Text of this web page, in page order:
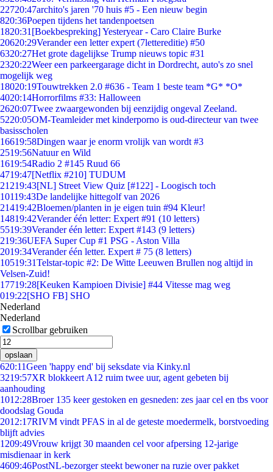
22720:47archito's jaren '70 huis #5 - Een nieuw begin
820:36Poepen tijdens het tandenpoetsen
1820:31 [Boekbespreking] Yesteryear - Caro Claire Burke
20620:29Verander een letter expert (7lettereditie) #50
6320:27Het grote dagelijkse Trump nieuws topic #31
2320:22Weer een parkeergarage dicht in Dordrecht, auto's zo snel
mogelijk weg
18020:19Touwtrekken 2.0 #636 - Team 1 beste team *G* *O*
4020:14Horrorfilms #33: Halloween
2620:07Twee zwaargewonden bij eenzijdig ongeval Zeeland.
5220:05OM-Teamleider met kinderporno is oud-directeur van twee
basisscholen
16619:58Dingen waar je enorm vrolijk van wordt #3
2519:56Natuur en Wild
1619:54Radio 2 #145 Ruud 66
4719:47[Netflix #210] TUDUM
21219:43[NL] Street View Quiz [#122] - Loogisch toch
10119:43De landelijke hittegolf van 2026
21419:42Bloemen/planten in je eigen tuin #94 Kleur!
14819:42Verander één letter: Expert #91 (10 letters)
5519:39Verander één letter: Expert #143 (9 letters)
219:36UEFA Super Cup #1 PSG - Aston Villa
2019:34Verander één letter. Expert # 75 (8 letters)
10519:31Telstar-topic #2: De Witte Leeuwen Brullen nog altijd in
Velsen-Zuid!
17719:28[Keuken Kampioen Divisie] #44 Vitesse mag weg
019:22[SHO FB] SHO
Nederland
Nederland
Scrollbar gebruiken
opslaan
620:11Geen 'happy end' bij seksdate via Kinky.nl
3219:57XR blokkeert A12 ruim twee uur, agent gebeten bij
aanhouding
1012:28Broer 135 keer gestoken en gesneden: zes jaar cel en tbs voor
doodslag Gouda
2012:17RIVM vindt PFAS in al de geteste moedermelk, borstvoeding
blijft advies
1209:49Vrouw krijgt 30 maanden cel voor afpersing 12-jarige
misdienaar in kerk
4609:46PostNL-bezorger steekt bewoner na ruzie over pakket